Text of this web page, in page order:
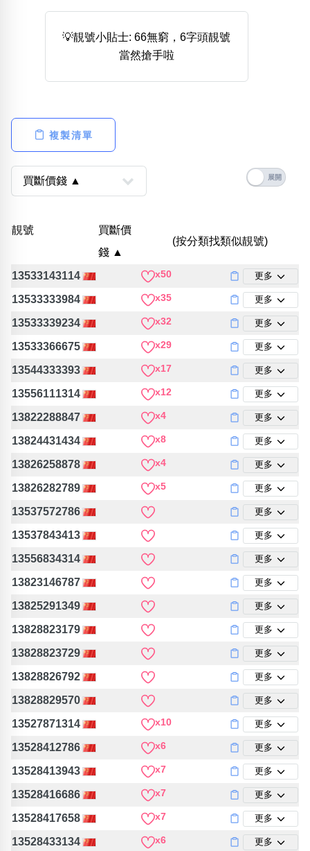
888尾
999尾 777尾 9字頭 6字頭
無4字
全大數字
5萬以上 生天延 全吉星(全號)
清除全部分類
高級分類 i
位置分類
次數分類
生日分類
生天延/貴財成
易經六四卦象
搜尋
💡靚號小貼士: 66無窮，6字頭靚號
當然搶手啦
複製清單
靚號
買斷價
錢 ▲
(按分類找類似靚號)
13533143114 x50 更多
13533333984 x35 更多
13533339234 x32 更多
13533366675 x29 更多
13544333393 x17 更多
13556111314 x12 更多
13822288847 x4 更多
13824431434 x8 更多
13826258878 x4 更多
13826282789 x5 更多
13537572786 更多
13537843413 更多
13556834314 更多
13823146787 更多
13825291349 更多
13828823179 更多
13828823729 更多
13828826792 更多
13828829570 更多
13527871314 x10 更多
13528412786 x6 更多
13528413943 x7 更多
13528416686 x7 更多
13528417658 x7 更多
13528433134 x6 更多